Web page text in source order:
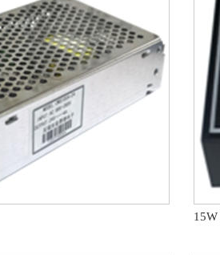
气行业优选潜力品牌，配电领域十大优
电力行业变配电及电能质量专业技术交
自动化技术应用论坛于大连圆满落下帷
15W